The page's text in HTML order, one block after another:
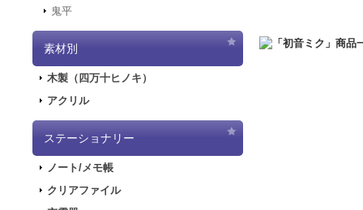
鬼平
素材別
木製（四万十ヒノキ）
アクリル
ステーショナリー
ノート/メモ帳
クリアファイル
2021.7.7東京オリ